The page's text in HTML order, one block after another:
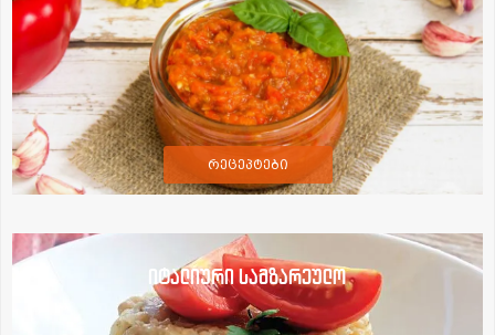
რეცეპტები
იტალიური სამზარეულო